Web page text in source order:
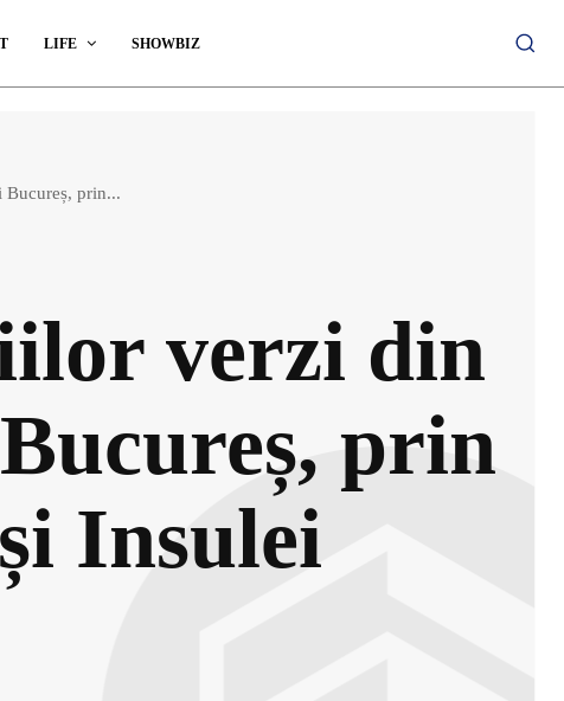
LIFE SHOWBIZ
Bucureș, prin...
verzi din
prin
Insulei